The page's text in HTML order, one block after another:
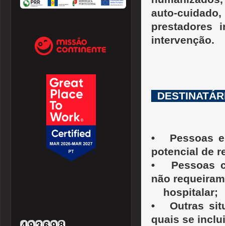
auto-
prestadores
intervenção.
• Pessoas
potencial de
• Pessoas
não
hospitalar;
• Outras
quais se inclui